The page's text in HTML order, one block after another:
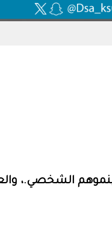
الشخصي.،